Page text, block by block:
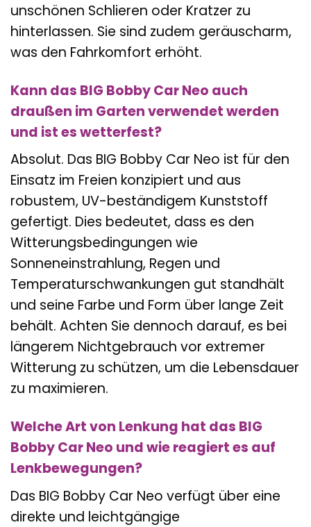
unschönen Schlieren oder Kratzer zu
hinterlassen. Sie sind zudem geräuscharm,
was den Fahrkomfort erhöht.
Kann das BIG Bobby Car Neo auch
draußen im Garten verwendet werden
und ist es wetterfest?
Absolut. Das BIG Bobby Car Neo ist für den
Einsatz im Freien konzipiert und aus
robustem, UV-beständigem Kunststoff
gefertigt. Dies bedeutet, dass es den
Witterungsbedingungen wie
Sonneneinstrahlung, Regen und
Temperaturschwankungen gut standhält
und seine Farbe und Form über lange Zeit
behält. Achten Sie dennoch darauf, es bei
längerem Nichtgebrauch vor extremer
Witterung zu schützen, um die Lebensdauer
zu maximieren.
Welche Art von Lenkung hat das BIG
Bobby Car Neo und wie reagiert es auf
Lenkbewegungen?
Das BIG Bobby Car Neo verfügt über eine
direkte und leichtgängige